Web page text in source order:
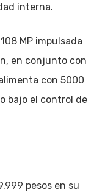
interna.
MP impulsada
en conjunto con
con 5000
bajo el control de
pesos en su